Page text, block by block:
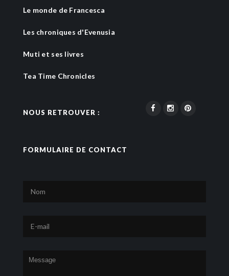
Le monde de Francesca
Les chroniques d'Evenusia
Muti et ses livres
Tea Time Chronicles
NOUS RETROUVER :
FORMULAIRE DE CONTACT